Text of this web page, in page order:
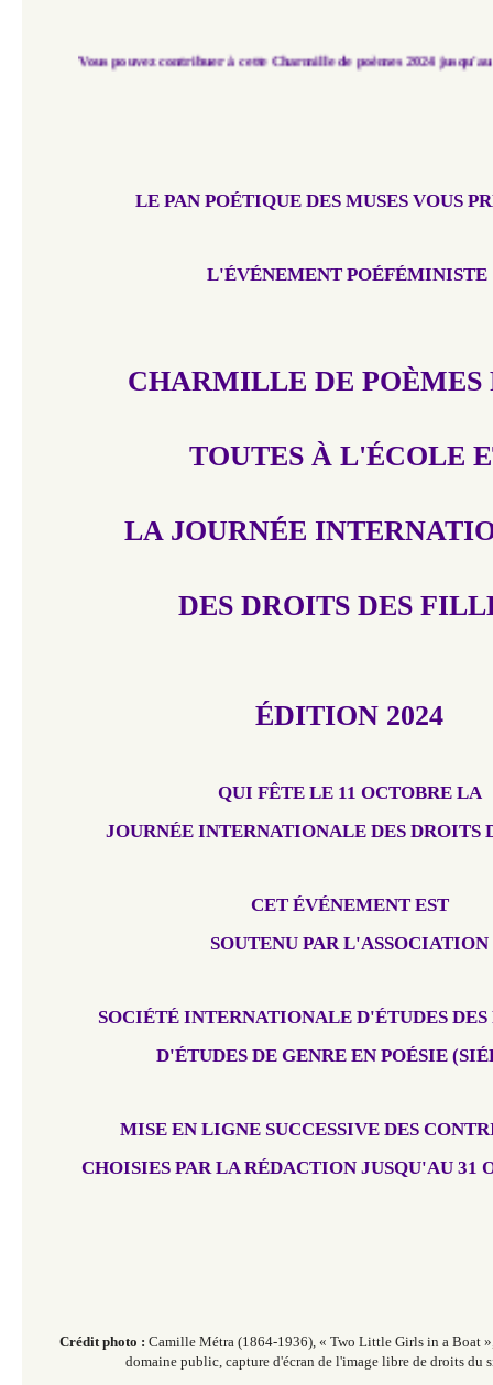
Vous pouvez contribuer à cette Charmille de poèmes 2024 jusqu'au 25
LE PAN POÉTIQUE DES MUSES VOUS
L'ÉVÉNEMENT POÉFÉMINISTE
CHARMILLE DE POÈMES
TOUTES À L'ÉCOLE
LA JOURNÉE
DES DROITS DES
ÉDITION 2024
QUI FÊTE LE 11 OCTOBRE LA
JOURNÉE INTERNATIONALE DES DROITS
CET ÉVÉNEMENT EST
SOUTENU PAR L'ASSOCIATION
SOCIÉTÉ INTERNATIONALE D'ÉTUDES
D'ÉTUDES DE GENRE EN POÉSIE
​​​​​​MISE EN LIGNE SUCCESSIVE DES
CHOISIES PAR LA RÉDACTION JUSQU'AU 31
Crédit photo : Camille Métra (1864-1936), « Two Little Girls in a Boat
domaine public, capture d'écran de l'image libre de droits du